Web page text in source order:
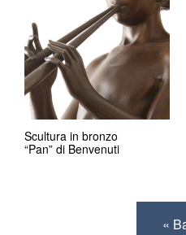
Scultura in bronzo
“Pan” di Benvenuti
«